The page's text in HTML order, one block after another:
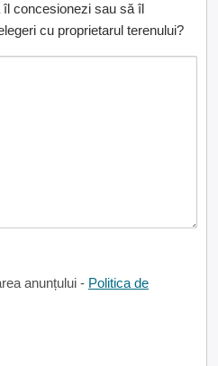
concesionezi sau să îl
cu proprietarul terenului?
anunțului - Politica de